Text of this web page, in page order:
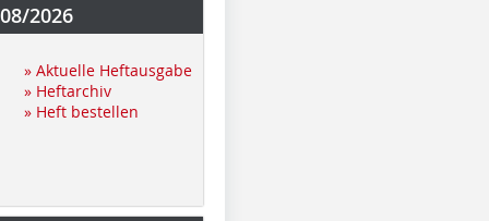
2026
» Aktuelle Heftausgabe
» Heftarchiv
» Heft bestellen